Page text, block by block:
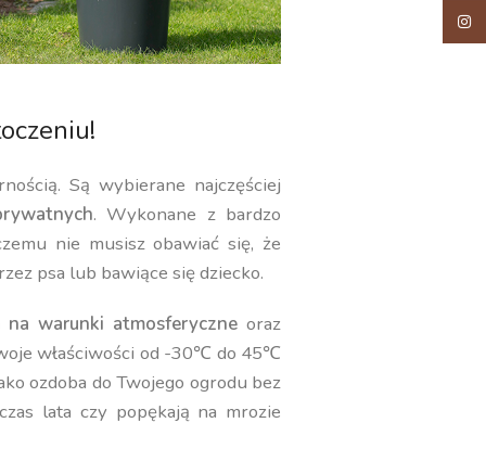
Są wybierane najczęściej
. Wykonane z bardzo
nie musisz obawiać się, że
psa lub bawiące się dziecko.
na warunki atmosferyczne oraz
właściwości od -30℃ do 45℃
ozdoba do Twojego ogrodu bez
lata czy popękają na mrozie